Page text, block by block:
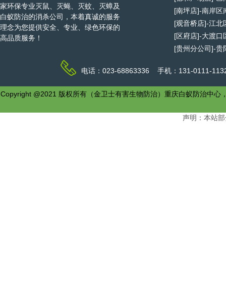
家环保专业灭鼠、灭蝇、灭蚊、灭蟑及
白蚁防治的消杀公司，本着真诚的服务
理念为您提供安全、专业、绿色环保的
高品质服务！
[南坪店]-南岸区
[观音桥店]-江北
[区府店]-大渡口
[贵州分公司]-贵
电话：023-68863336 手机：131-0111-
Copyright @2021 版权所有（金卫士有害生物防治）重庆白蚁防治中
声明：本站